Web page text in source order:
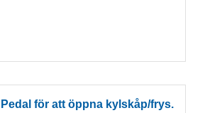
Pedal för att öppna kylskåp/frys.